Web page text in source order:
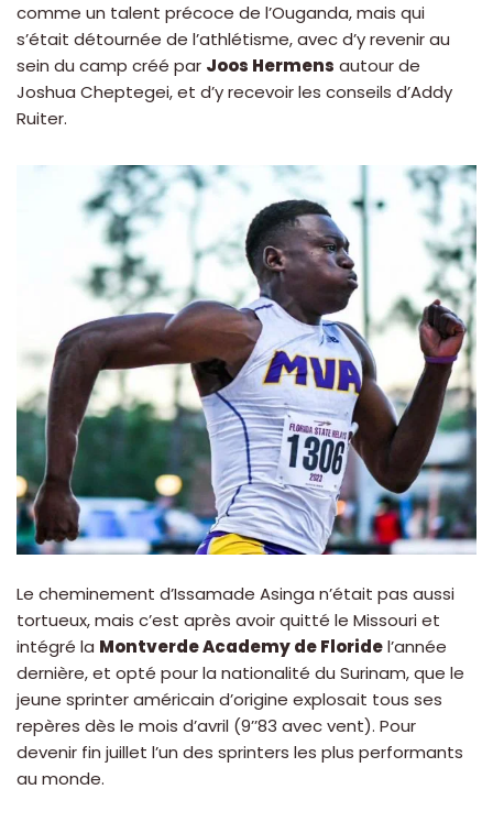
comme un talent précoce de l’Ouganda, mais qui
s’était détournée de l’athlétisme, avec d’y revenir au
sein du camp créé par Joos Hermens autour de
Joshua Cheptegei, et d’y recevoir les conseils d’Addy
Ruiter.
Le cheminement d’Issamade Asinga n’était pas aussi
tortueux, mais c’est après avoir quitté le Missouri et
intégré la Montverde Academy de Floridel’année
dernière, et opté pour la nationalité du Surinam, que le
jeune sprinter américain d’origine explosait tous ses
repères dès le mois d’avril (9’’83 avec vent). Pour
devenir fin juillet l’un des sprinters les plus performants
au monde.